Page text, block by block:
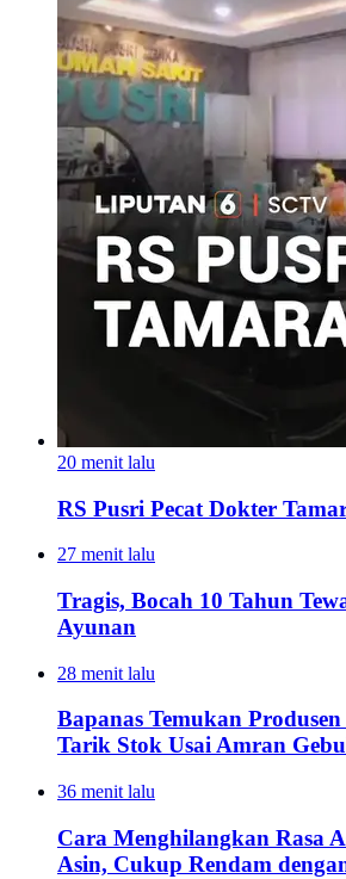
20 menit lalu
RS Pusri Pecat Dokter
27 menit lalu
Tragis, Bocah 10 Tahun
Ayunan
28 menit lalu
Bapanas Temukan
Tarik Stok Usai Amran
36 menit lalu
Cara Menghilangkan Rasa
Asin, Cukup Rendam